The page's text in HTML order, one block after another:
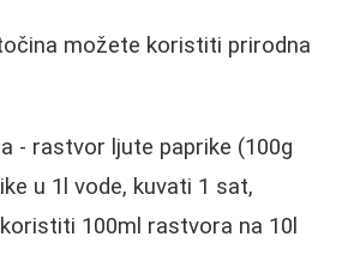
možete koristiti prirodna
- rastvor ljute paprike (100g
u 1l vode, kuvati 1 sat,
100ml rastvora na 10l